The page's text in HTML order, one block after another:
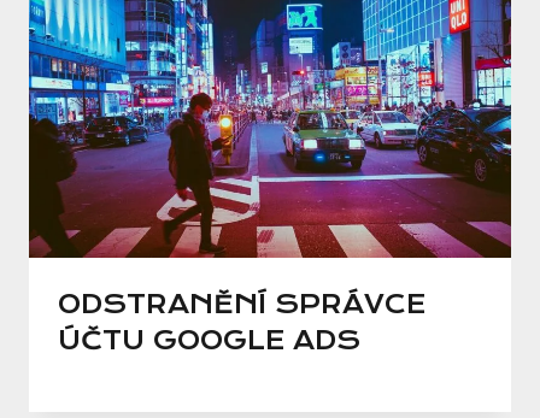
ODSTRANĚNÍ SPRÁVCE
ÚČTU GOOGLE ADS